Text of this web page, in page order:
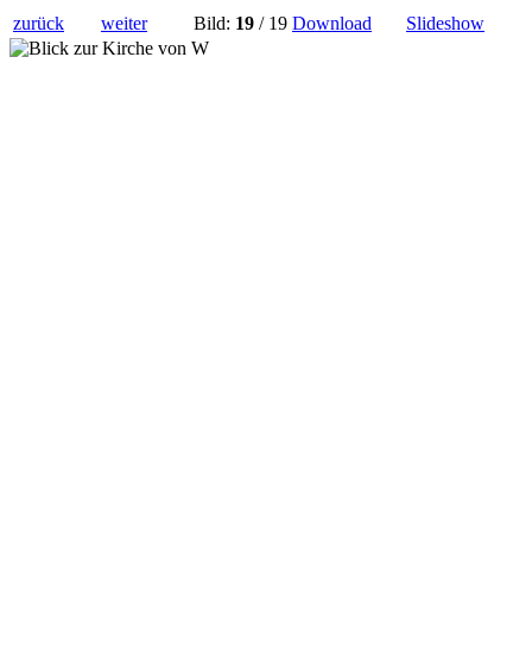
zurück weiter Bild: 19 / 19 Download Slideshow